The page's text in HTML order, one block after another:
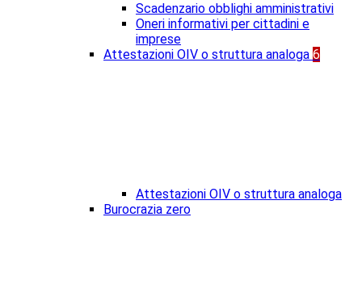
Scadenzario obblighi amministrativi
Oneri informativi per cittadini e
imprese
Attestazioni OIV o struttura analoga 6
Attestazioni OIV o struttura analoga
Burocrazia zero